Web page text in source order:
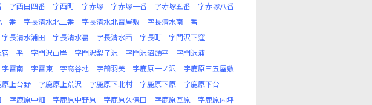
字西田四番 字西町 字赤塚 字赤塚一番 字赤塚五番
字赤塚八番
番 字長清水北二番 字長清水北雷屋敷
字長清水南一番
字長清水浦田 字長清水裏 字長清水西 字長町
字門沢下窪
一番 字門沢山岸 字門沢梨子沢 字門沢沼頭平
字門沢浦
字雷南 字雷東 字高谷地 字鶴羽美 字鹿原一ノ沢
字鹿原三五屋敷
原上台野 字鹿原上荒沢 字鹿原下北村 字鹿原下原
字鹿原下台
字鹿原中畑 字鹿原中野原 字鹿原久保田 字鹿原互原
字鹿原内坪